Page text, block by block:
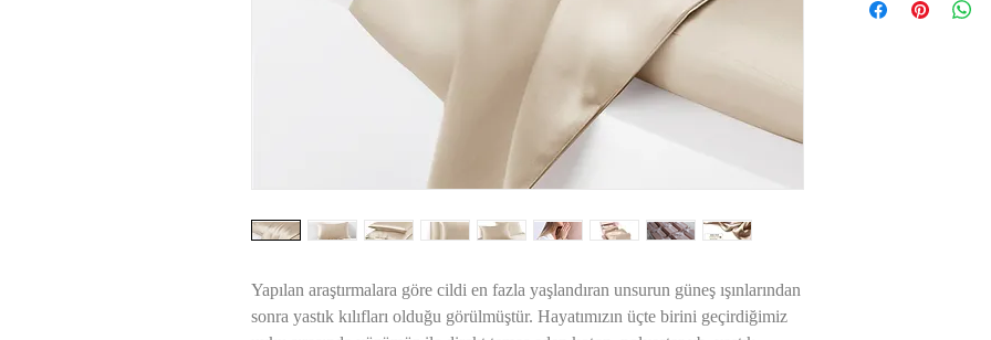
Yapılan araştırmalara göre cildi en fazla yaşlandıran unsurun güneş ışınlarından
sonra yastık kılıfları olduğu görülmüştür. Hayatımızın üçte birini geçirdiğimiz